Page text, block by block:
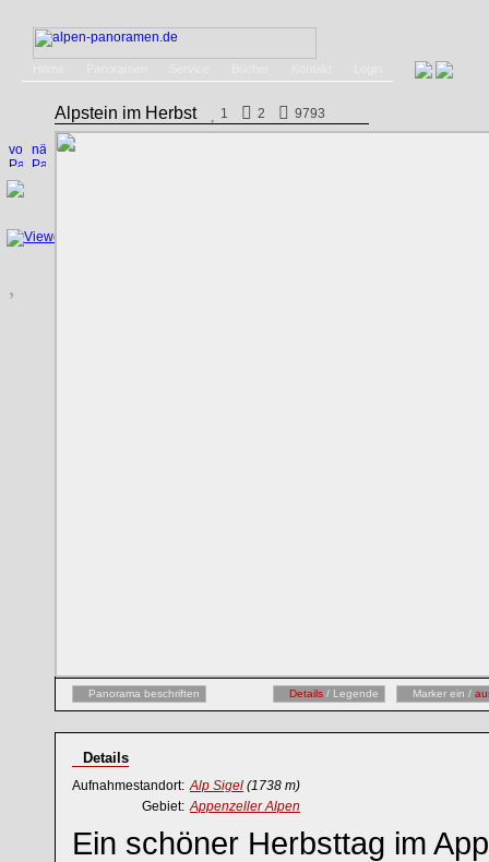
Alpstein im Herbst 1 2 9793
Panorama beschriften Details / Legende Marker ein /
Details
Aufnahmestandort: Alp Sigel (1738 m)
Gebiet: Appenzeller Alpen
Ein schöner Herbsttag im